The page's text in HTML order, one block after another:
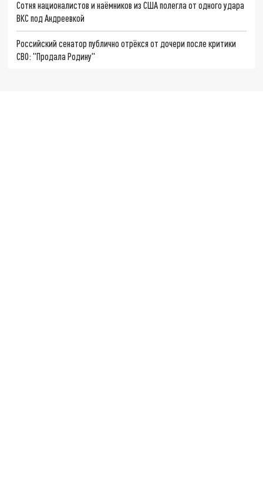
Сотня националистов и наёмников из США полегла от одного удара
ВКС под Андреевкой
Российский сенатор публично отрёкся от дочери после критики
СВО: "Продала Родину"